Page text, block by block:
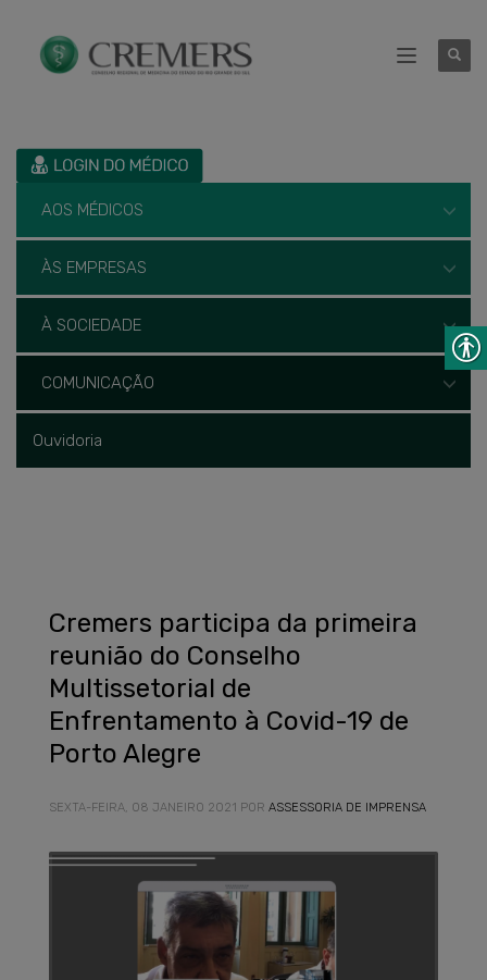
AOS MÉDICOS
ÀS EMPRESAS
À SOCIEDADE
COMUNICAÇÃO
Ouvidoria
Cremers participa da primeira
reunião do Conselho
Multissetorial de
Enfrentamento à Covid-19 de
Porto Alegre
SEXTA-FEIRA, 08 JANEIRO 2021 POR ASSESSORIA DE IMPRENSA